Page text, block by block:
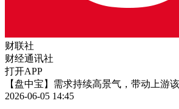
财联社
财经通讯社
打开APP
【盘中宝】需求持续高景气，带动上游
2026-06-05 14:45